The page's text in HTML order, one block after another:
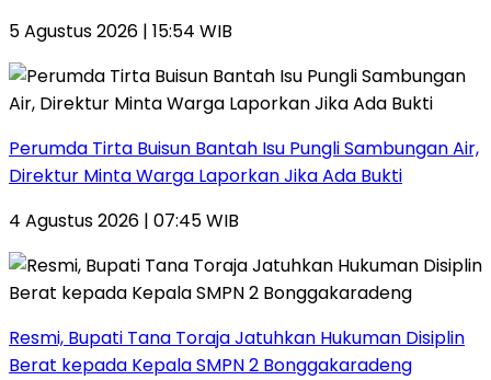
5 Agustus 2026 | 15:54 WIB
Perumda Tirta Buisun Bantah Isu Pungli Sambungan Air,
Direktur Minta Warga Laporkan Jika Ada Bukti
4 Agustus 2026 | 07:45 WIB
Resmi, Bupati Tana Toraja Jatuhkan Hukuman Disiplin
Berat kepada Kepala SMPN 2 Bonggakaradeng